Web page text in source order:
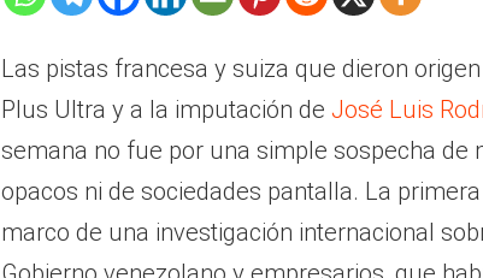
Las pistas francesa y suiza que dieron
Plus Ultra y a la imputación de José Luis
semana no fue por una simple sospecha de
opacos ni de sociedades pantalla. La
marco de una investigación internacional